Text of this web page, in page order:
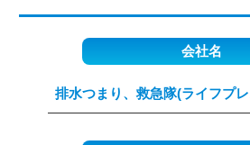
会社名
排水つまり、救急隊(ライフプ